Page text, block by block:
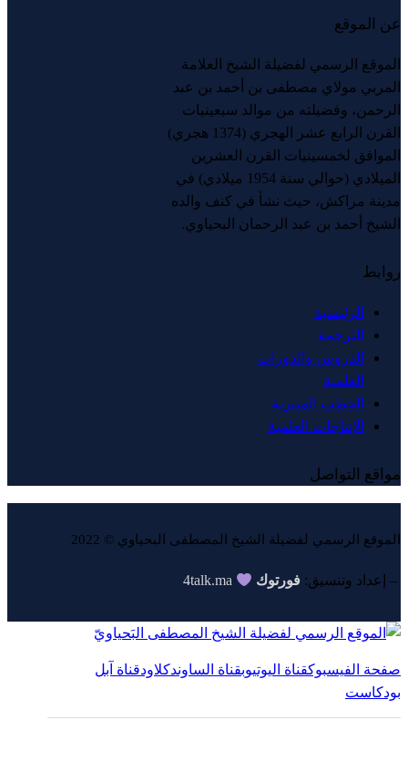
عن الموقع
الموقع الرسمي لفضيلة الشيخ العلامة
المربي مولاي مصطفى بن أحمد بن عبد
الرحمن، وفضيلته من موالد سبعينيات
القرن الرابع عشر الهجري (1374 هجري)
الموافق لخمسينيات القرن العشرين
الميلادي (حوالي سنة 1954 ميلادي) في
مدينة مراكش، حيث نشأ في كنف والده
الشيخ أحمد بن عبد الرحمان البحياوي.
روابط
الرئيسية
الترجمة
الدروس والدورات
العلمية
الخطب المنبرية
الإنتاجات العلمية
مواقع التواصل
الموقع الرسمي لفضيلة الشيخ المصطفى البحياوي © 2022
– إعداد وتنسيق: فورتوك 4talk.ma
صفحة الفيسبوكقناة اليوتيوبقناة الساوندكلاودقناة آبل
بودكاست